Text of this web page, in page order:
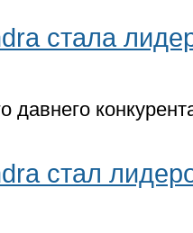
стала
давнего
стал